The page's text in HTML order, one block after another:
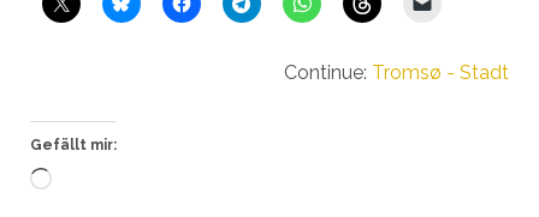
Continue: Tromsø - Stadt
Gefällt mir:
Wird